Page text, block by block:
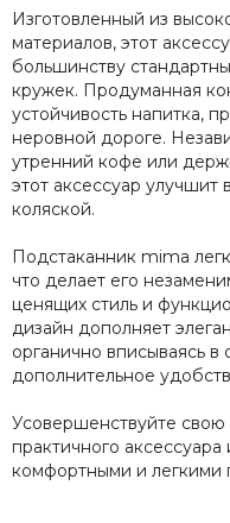
Recaro
Red Castle
Redsbaby
Suavinex
Somelove
Sweet Baby
Swimtrainer
Tutis
Tutti di Mare
UPPAbaby
Valco Baby
VTech
Гандылян
Наследник Выжанова
4moms
Изготовленный из
материалов, этот
большинству
кружек. Продуманная
устойчивость напитка,
неровной дороге.
утренний кофе или
этот аксессуар улучшит
коляской.
Подстаканник mima
что делает его
ценящих стиль и
дизайн дополняет
органично вписываясь
дополнительное
Усовершенствуйте
практичного
комфортными и